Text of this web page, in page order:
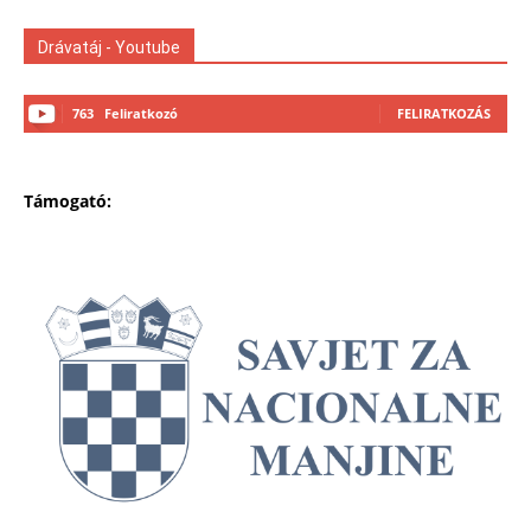
Drávatáj - Youtube
763 Feliratkozó FELIRATKOZÁS
Támogató: